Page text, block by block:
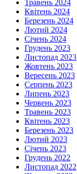
Травень 2024
Квітень 2024
Березень 2024
Лютий 2024
Січень 2024
Грудень 2023
Листопад 2023
Жовтень 2023
Вересень 2023
Серпень 2023
Липень 2023
Червень 2023
Травень 2023
Квітень 2023
Березень 2023
Лютий 2023
Січень 2023
Грудень 2022
Листопад 2022